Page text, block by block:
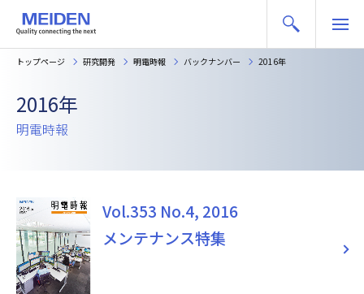
トップページ 研究開発 明電時報 バックナンバー 2016年
2016年
明電時報
Vol.353 No.4, 2016
メンテナンス特集